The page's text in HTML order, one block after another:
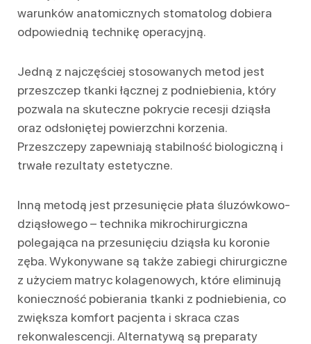
warunków anatomicznych stomatolog dobiera
odpowiednią technikę operacyjną.
Jedną z najczęściej stosowanych metod jest
przeszczep tkanki łącznej z podniebienia, który
pozwala na skuteczne pokrycie recesji dziąsła
oraz odsłoniętej powierzchni korzenia.
Przeszczepy zapewniają stabilność biologiczną i
trwałe rezultaty estetyczne.
Inną metodą jest przesunięcie płata śluzówkowo-
dziąsłowego – technika mikrochirurgiczna
polegająca na przesunięciu dziąsła ku koronie
zęba. Wykonywane są także zabiegi chirurgiczne
z użyciem matryc kolagenowych, które eliminują
konieczność pobierania tkanki z podniebienia, co
zwiększa komfort pacjenta i skraca czas
rekonwalescencji. Alternatywą są preparaty